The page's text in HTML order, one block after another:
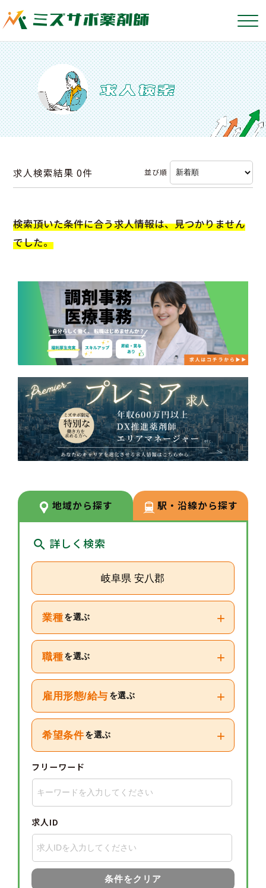
求人検索結果0件 並び順
検索頂いた条件に合う求人情報は、見つかりません
でした。
地域から探す 駅・沿線から探す
詳しく検索
岐阜県 安八郡
業種 を選ぶ +
職種 を選ぶ +
雇用形態/給与 を選ぶ +
希望条件 を選ぶ +
フリーワード
求人ID
条件をクリア